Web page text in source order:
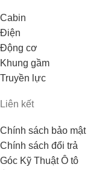
Cabin
Điện
Động cơ
Khung gầm
Truyền lực
Liên kết
Chính sách bảo mật
Chính sách đổi trả
Góc Kỹ Thuật Ô tô